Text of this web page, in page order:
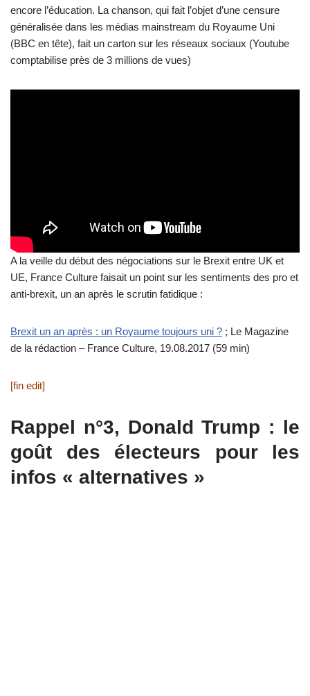
encore l’éducation. La chanson, qui fait l’objet d’une censure
généralisée dans les médias mainstream du Royaume Uni
(BBC en tête), fait un carton sur les réseaux sociaux (Youtube
comptabilise près de 3 millions de vues)
A la veille du début des négociations sur le Brexit entre UK et
UE, France Culture faisait un point sur les sentiments des pro et
anti-brexit, un an après le scrutin fatidique :
Brexit un an après : un Royaume toujours uni ? ; Le Magazine
de la rédaction – France Culture, 19.08.2017 (59 min)
[fin edit]
Rappel n°3, Donald Trump : le
goût des électeurs pour les
infos « alternatives »